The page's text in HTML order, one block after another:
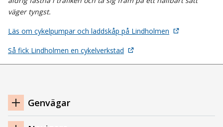
väger tyngst.
Läs om cykelpumpar och laddskåp på Lindholmen
Så fick Lindholmen en cykelverkstad
Navigation
sidfot
Genvägar